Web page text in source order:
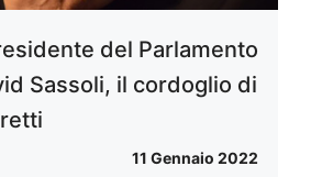
del Parlamento
Sassoli, il cordoglio di
11 Gennaio 2022